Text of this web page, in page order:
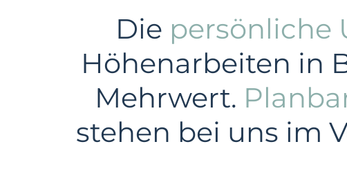
Die persönliche
Höhenarbeiten in
Mehrwert.
stehen bei uns im